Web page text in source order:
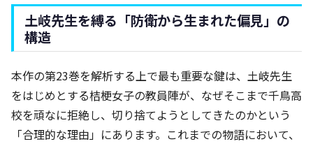
土岐先生を縛る「防衛から生まれた偏見」の
構造
本作の第23巻を解析する上で最も重要な鍵は、土岐先生
をはじめとする桔梗女子の教員陣が、なぜそこまで千鳥高
校を頑なに拒絶し、切り捨てようとしてきたのかという
「合理的な理由」にあります。これまでの物語において、